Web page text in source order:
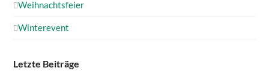
Weihnachtsfeier
Winterevent
Letzte Beiträge